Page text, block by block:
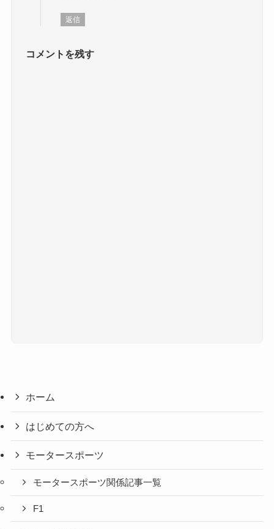
返信
コメントを残す
ホーム
はじめての方へ
モータースポーツ
モータースポーツ関係記事一覧
F1